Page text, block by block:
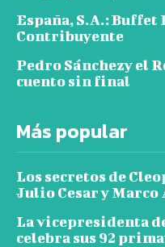
España, S.A.:
Contribuyente
Pedro Sánchezy el
cuento sin final
Más popular
Los secretos de
Julio Cesar y
La vicepresidenta
celebra sus 92